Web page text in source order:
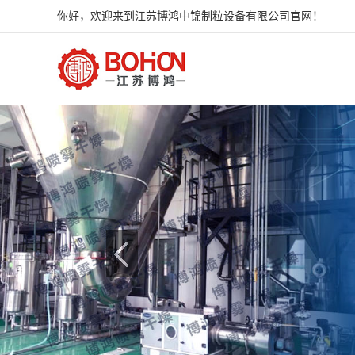
你好，欢迎来到江苏博鸿中锦制粒设备有限公司官网！